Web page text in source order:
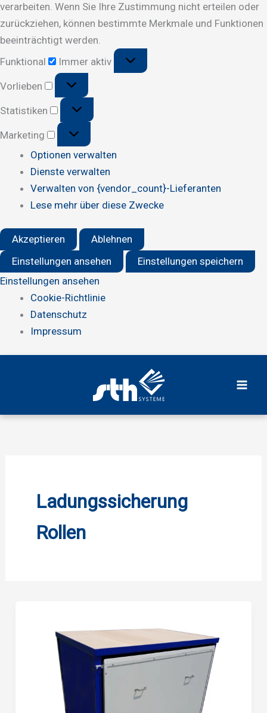
verarbeiten. Wenn Sie Ihre Zustimmung nicht erteilen oder
zurückziehen, können bestimmte Merkmale und Funktionen
beeinträchtigt werden.
Funktional
Immer aktiv
Vorlieben
Vorlieben
Statistiken
Statistiken
Marketing
Marketing
Optionen verwalten
Dienste verwalten
Verwalten von {vendor_count}-Lieferanten
Lese mehr über diese Zwecke
Akzeptieren
Ablehnen
Einstellungen ansehen
Einstellungen speichern
Einstellungen ansehen
Cookie-Richtlinie
Datenschutz
Impressum
Ladungssicherung
Rollen